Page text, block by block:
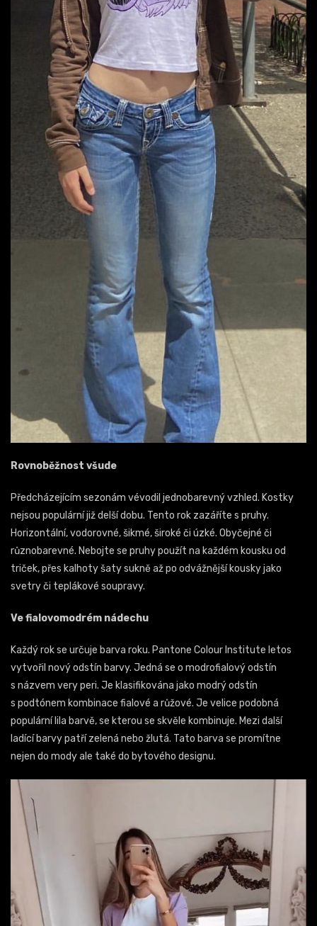
Rovnoběžnost všude
Předcházejícím sezonám vévodil jednobarevný vzhled. Kostky
nejsou populární již delší dobu. Tento rok zazáříte s pruhy.
Horizontální, vodorovné, šikmé, široké či úzké. Obyčejné či
různobarevné. Nebojte se pruhy použít na každém kousku od
triček, přes kalhoty šaty sukně až po odvážnější kousky jako
svetry či teplákové soupravy.
Ve fialovomodrém nádechu
Každý rok se určuje barva roku. Pantone Colour Institute letos
vytvořil nový odstín barvy. Jedná se o modrofialový odstín
s názvem very peri. Je klasifikována jako modrý odstín
s podtónem kombinace fialové a růžové. Je velice podobná
populární lila barvě, se kterou se skvěle kombinuje. Mezi další
ladící barvy patří zelená nebo žlutá. Tato barva se promítne
nejen do mody ale také do bytového designu.